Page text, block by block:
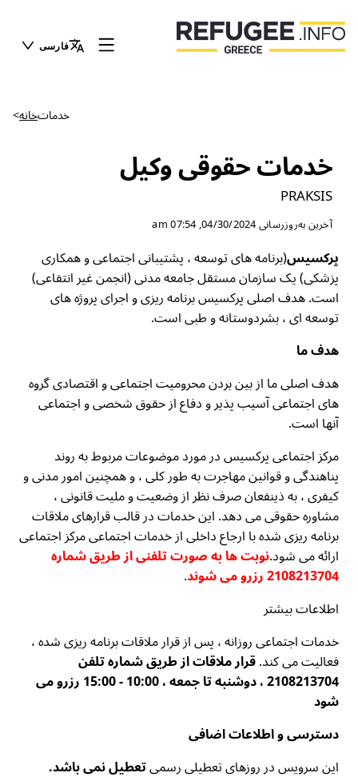
فارسی
خانه> خدمات
خدمات حقوقی وکیل
PRAKSIS
آخرین به‌روزرسانی04/30/2024, 07:54 am
پرکسیس(برنامه های توسعه ، پشتیبانی اجتماعی و همکاری
پزشکی) یک سازمان مستقل جامعه مدنی (انجمن غیر انتفاعی)
است. هدف اصلی پرکسیس برنامه ریزی و اجرای پروژه های
توسعه ای ، بشردوستانه و طبی است.
هدف ما
هدف اصلی ما از بین بردن محرومیت اجتماعی و اقتصادی گروه
های اجتماعی آسیب پذیر و دفاع از حقوق شخصی و اجتماعی
آنها است.
مرکز اجتماعی پرکسیس در مورد موضوعات مربوط به روند
پناهندگی و قوانین مهاجرت به طور کلی ، و همچنین امور مدنی و
کیفری ، به ذینفعان صرف نظر از وضعیت و ملیت قانونی ،
مشاوره حقوقی می دهد. این خدمات در قالب قرارهای ملاقات
برنامه ریزی شده با ارجاع داخلی از خدمات اجتماعی مرکز اجتماعی
ارائه می شود.نوبت ها به صورت تلفنی از طریق شماره
2108213704 رزرو می شوند
.
اطلاعات بیشتر
خدمات اجتماعی روزانه ، پس از قرار ملاقات برنامه ریزی شده ،
فعالیت می کند.قرار ملاقات از طریق شماره تلفن
2108213704 ، دوشنبه تا جمعه ، 10:00 - 15:00 رزرو می
شود
دسترسی و اطلاعات اضافی
این سرویسدر روزهای تعطیلی رسمیتعطیل نمی باشد.